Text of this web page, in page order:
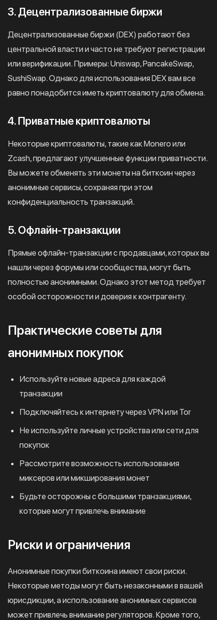
3. Децентрализованные биржи
Децентрализованные биржи (DEX) работают без
центральной власти и часто не требуют регистрации
или верификации. Примеры: Uniswap, PancakeSwap,
SushiSwap. Однако для использования DEX вам все
равно понадобится иметь криптовалюту для обмена.
4. Приватные криптовалюты
Некоторые криптовалюты, такие как Monero или
Zcash, предлагают улучшенные функции приватности.
Вы можете обменять эти монеты на биткоин через
анонимные сервисы, сохраняя при этом
конфиденциальность транзакций.
5. Офлайн-транзакции
Прямые офлайн-транзакции с продавцами, которых вы
нашли через форумы или сообщества, могут быть
полностью анонимными. Однако этот метод требует
особой осторожности и доверия к контрагенту.
Практические советы для
анонимных покупок
Используйте новые адреса для каждой
транзакции
Подключяйтесь к интернету через VPN или Tor
Не используйте личные устройства или сети для
покупок
Рассмотрите возможность использования
миксеров или микширования монет
Будьте осторожны с большими транзакциями,
которые могут привлечь внимание
Риски и ограничения
Анонимные покупки биткоина имеют свои риски.
Некоторые методы могут быть незаконными в вашей
юрисдикции, а использование анонимных сервисов
может привлечь внимание регуляторов. Кроме того,